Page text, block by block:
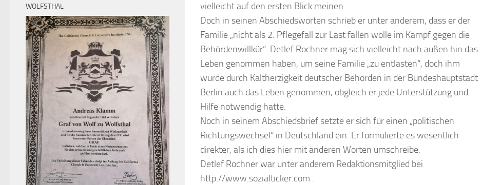
vielleicht auf den ersten Blick meinen.
Doch in seinen Abschiedsworten schrieb er unter anderem, dass er der
Familie „nicht als 2. Pflegefall zur Last fallen wolle im Kampf gegen die
Behördenwillkür“. Detlef Rochner mag sich vielleicht nach außen hin das
Leben genommen haben, um seine Familie „zu entlasten“, doch ihm
wurde durch Kaltherzigkeit deutscher Behörden in der Bundeshauptstadt
Berlin auch das Leben genommen, obgleich er jede Unterstützung und
Hilfe notwendig hatte.
Noch in seinem Abschiedsbrief setzte er sich für einen „politischen
Richtungswechsel“ in Deutschland ein. Er formulierte es wesentlich
direkter, als ich dies hier mit anderen Worten umschreibe.
Detlef Rochner war unter anderem Redaktionsmitglied bei
http://www.sozialticker.com .
WOLFSTHAL